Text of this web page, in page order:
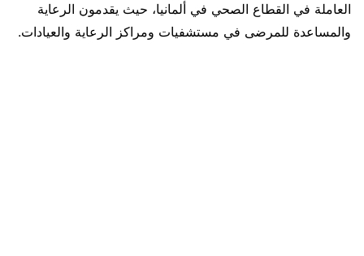
العاملة في القطاع الصحي في ألمانيا، حيث يقدمون الرعاية
والمساعدة للمرضى في مستشفيات ومراكز الرعاية والعيادات.